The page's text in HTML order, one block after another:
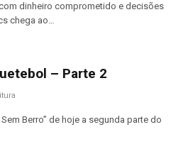
dinheiro comprometido e decisões
chega ao…
– Parte 2
Berro” de hoje a segunda parte do